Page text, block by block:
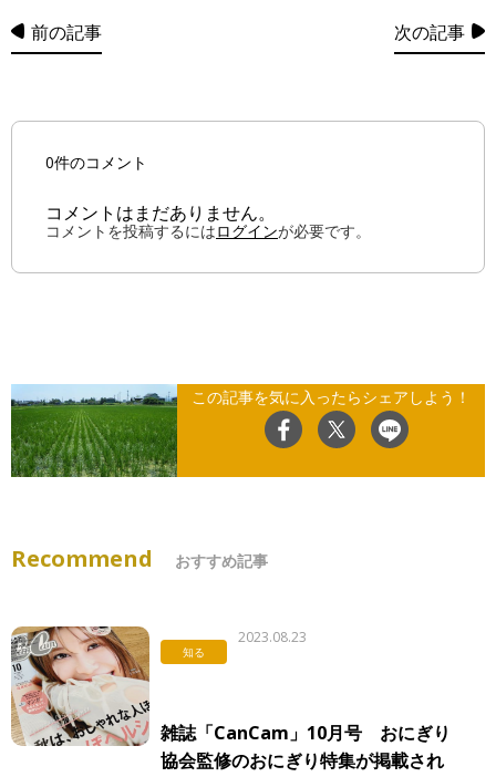
前の記事 次の記事
0件のコメント
コメントはまだありません。
コメントを投稿するにはログインが必要です。
この記事を気に入ったらシェアしよう！
Recommend おすすめ記事
知る
2023.08.23
雑誌「CanCam」10月号 おにぎり
協会監修のおにぎり特集が掲載され